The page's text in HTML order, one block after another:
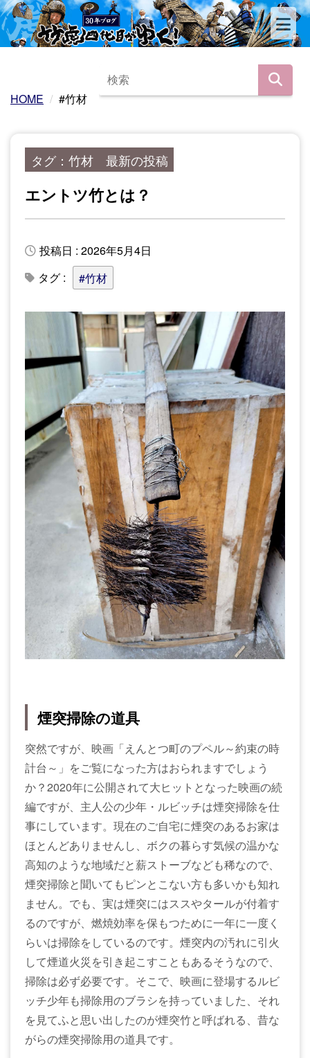
HOME #竹材
タグ：竹材 最新の投稿
エントツ竹とは？
投稿日 : 2026年5月4日
タグ :
#竹材
煙突掃除の道具
突然ですが、映画「えんとつ町のプペル～約束の時
計台～」をご覧になった方はおられますでしょう
か？2020年に公開されて大ヒットとなった映画の続
編ですが、主人公の少年・ルビッチは煙突掃除を仕
事にしています。現在のご自宅に煙突のあるお家は
ほとんどありませんし、ボクの暮らす気候の温かな
高知のような地域だと薪ストーブなども稀なので、
煙突掃除と聞いてもピンとこない方も多いかも知れ
ません。でも、実は煙突にはススやタールが付着す
るのですが、燃焼効率を保もつために一年に一度く
らいは掃除をしているのです。煙突内の汚れに引火
して煙道火災を引き起こすこともあるそうなので、
掃除は必ず必要です。そこで、映画に登場するルビ
ッチ少年も掃除用のブラシを持っていました、それ
を見てふと思い出したのが煙突竹と呼ばれる、昔な
がらの煙突掃除用の道具です。